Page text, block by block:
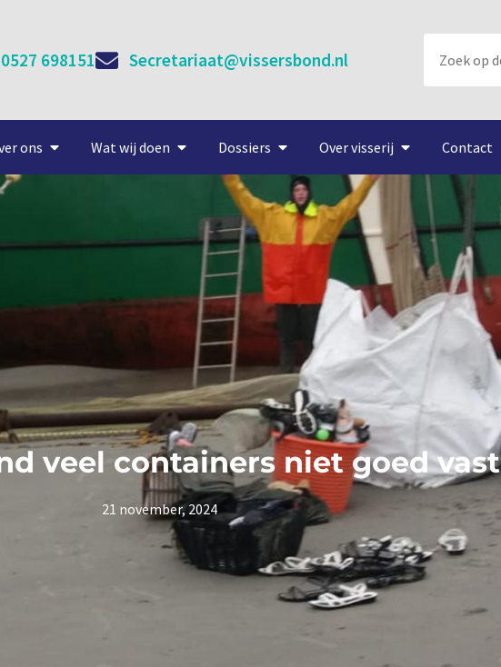
0527 698151 Secretariaat@vissersbond.nl
ons Wat wij doen Dossiers Over visserij Contact
veel containers niet goed vast
21 november, 2024